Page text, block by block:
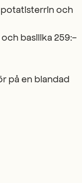
och
basilika 259:-
på en blandad